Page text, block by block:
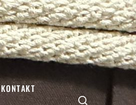
KONTAKT
Search